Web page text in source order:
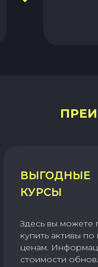
ВЫГОДНЫЕ
КУРСЫ
Здесь вы можете
купить активы
ценам.
стоимости